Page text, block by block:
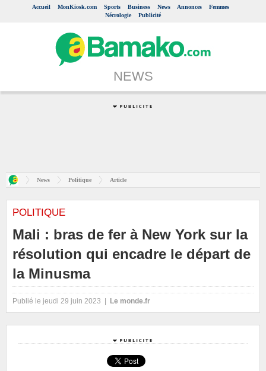
Accueil MonKiosk.com Sports Business News Annonces
Femmes
Nécrologie
Publicité
NEWS
News Politique Article
POLITIQUE
Mali : bras de fer à New York sur la
résolution qui encadre le départ de
la Minusma
Publié le jeudi 29 juin 2023 | Le monde.fr